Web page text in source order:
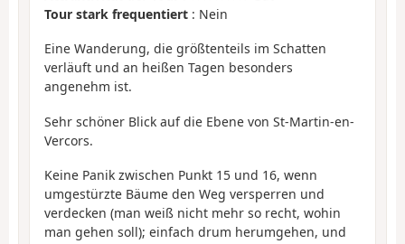
Tour stark frequentiert : Nein
Eine Wanderung, die größtenteils im Schatten
verläuft und an heißen Tagen besonders
angenehm ist.
Sehr schöner Blick auf die Ebene von St-Martin-en-
Vercors.
Keine Panik zwischen Punkt 15 und 16, wenn
umgestürzte Bäume den Weg versperren und
verdecken (man weiß nicht mehr so recht, wohin
man gehen soll); einfach drum herumgehen, und